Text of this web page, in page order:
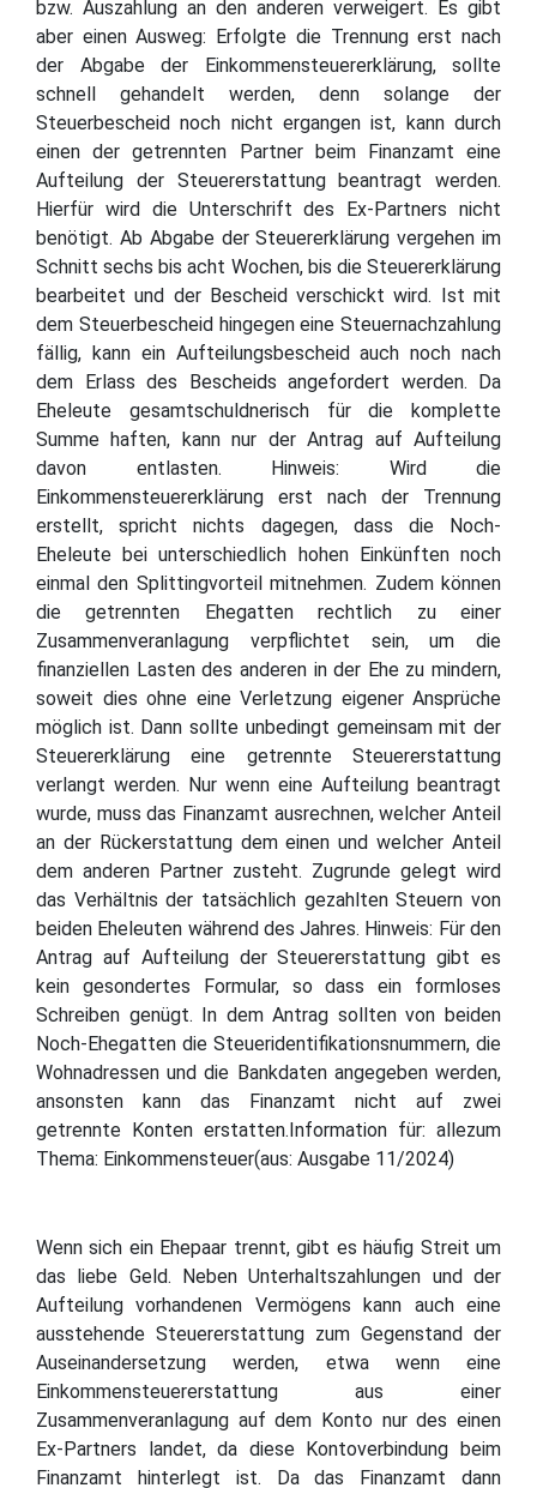
bzw. Auszahlung an den anderen verweigert. Es gibt
aber einen Ausweg: Erfolgte die Trennung erst nach
der Abgabe der Einkommensteuererklärung, sollte
schnell gehandelt werden, denn solange der
Steuerbescheid noch nicht ergangen ist, kann durch
einen der getrennten Partner beim Finanzamt eine
Aufteilung der Steuererstattung beantragt werden.
Hierfür wird die Unterschrift des Ex-Partners nicht
benötigt. Ab Abgabe der Steuererklärung vergehen im
Schnitt sechs bis acht Wochen, bis die Steuererklärung
bearbeitet und der Bescheid verschickt wird. Ist mit
dem Steuerbescheid hingegen eine Steuernachzahlung
fällig, kann ein Aufteilungsbescheid auch noch nach
dem Erlass des Bescheids angefordert werden. Da
Eheleute gesamtschuldnerisch für die komplette
Summe haften, kann nur der Antrag auf Aufteilung
davon entlasten. Hinweis: Wird die
Einkommensteuererklärung erst nach der Trennung
erstellt, spricht nichts dagegen, dass die Noch-
Eheleute bei unterschiedlich hohen Einkünften noch
einmal den Splittingvorteil mitnehmen. Zudem können
die getrennten Ehegatten rechtlich zu einer
Zusammenveranlagung verpflichtet sein, um die
finanziellen Lasten des anderen in der Ehe zu mindern,
soweit dies ohne eine Verletzung eigener Ansprüche
möglich ist. Dann sollte unbedingt gemeinsam mit der
Steuererklärung eine getrennte Steuererstattung
verlangt werden. Nur wenn eine Aufteilung beantragt
wurde, muss das Finanzamt ausrechnen, welcher Anteil
an der Rückerstattung dem einen und welcher Anteil
dem anderen Partner zusteht. Zugrunde gelegt wird
das Verhältnis der tatsächlich gezahlten Steuern von
beiden Eheleuten während des Jahres. Hinweis: Für den
Antrag auf Aufteilung der Steuererstattung gibt es
kein gesondertes Formular, so dass ein formloses
Schreiben genügt. In dem Antrag sollten von beiden
Noch-Ehegatten die Steueridentifikationsnummern, die
Wohnadressen und die Bankdaten angegeben werden,
ansonsten kann das Finanzamt nicht auf zwei
getrennte Konten erstatten.Information für: allezum
Thema: Einkommensteuer(aus: Ausgabe 11/2024)
Wenn sich ein Ehepaar trennt, gibt es häufig Streit um
das liebe Geld. Neben Unterhaltszahlungen und der
Aufteilung vorhandenen Vermögens kann auch eine
ausstehende Steuererstattung zum Gegenstand der
Auseinandersetzung werden, etwa wenn eine
Einkommensteuererstattung aus einer
Zusammenveranlagung auf dem Konto nur des einen
Ex-Partners landet, da diese Kontoverbindung beim
Finanzamt hinterlegt ist. Da das Finanzamt dann